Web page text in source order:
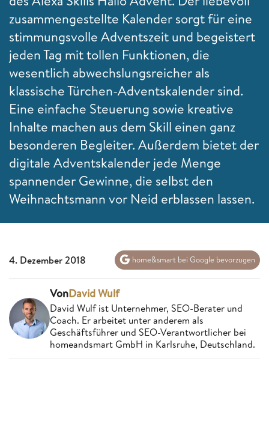
zusammengestellte Kalender sorgt für eine
stimmungsvolle Adventszeit und begeistert
jeden Tag mit tollen Funktionen, die
wesentlich abwechslungsreicher als
klassische Türchen-Adventskalender sind.
Eine einfache Steuerung sowie kreative
Inhalte machen aus dem Skill einen ganz
besonderen Begleiter. Außerdem bietet der
digitale Adventskalender jede Menge
spannender Gewinne, die selbst den
Weihnachtsmann vor Neid erblassen lassen.
4. Dezember 2018 home&smart bei Google bevorzugen
VonDavid Wulf
David Wulf ist Unternehmer, SEO-Berater und
Coach. Er arbeitet unter anderem als
Geschäftsführer und SEO-Verantwortlicher bei
homeandsmart GmbH in Karlsruhe, Deutschland.